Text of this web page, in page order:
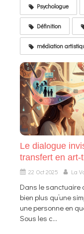
Psychologue
Définition
médiation
Le dialogue
transfert en art-
22 Oct 2025 La
Dans le sanctuaire
bien plus qu’une
une personne en
Sous les c...